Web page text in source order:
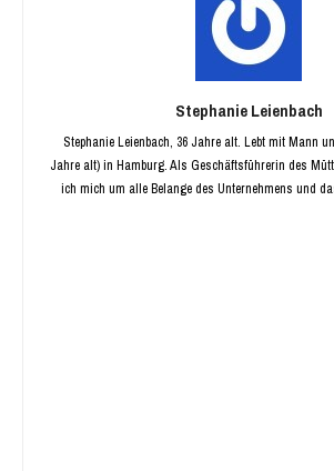
Stephanie Leienbach
Stephanie Leienbach, 36 Jahre alt. Lebt mit Mann
Jahre alt) in Hamburg. Als Geschäftsführerin des
ich mich um alle Belange des Unternehmens und